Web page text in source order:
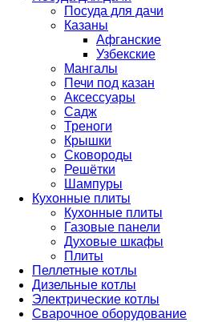
Посуда для дачи
Казаны
Афганские
Узбекские
Мангалы
Печи под казан
Аксессуары
Садж
Треноги
Крышки
Сковороды
Решётки
Шампуры
Кухонные плиты
Кухонные плиты
Газовые панели
Духовые шкафы
Плиты
Пеллетные котлы
Дизельные котлы
Электрические котлы
Сварочное оборудование